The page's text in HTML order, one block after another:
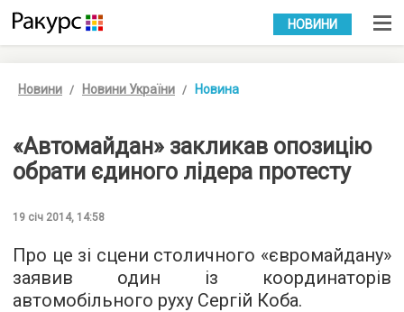
УКР РУС
НОВИНИ
Новини Новини України Новина
«Автомайдан» закликав опозицію
обрати єдиного лідера протесту
19 січ 2014, 14:58
Про це зі сцени столичного «євромайдану»
заявив один із координаторів
автомобільного руху Сергій Коба.